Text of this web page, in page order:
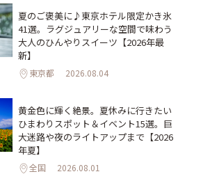
夏のご褒美に♪東京ホテル限定かき氷
41選。ラグジュアリーな空間で味わう
大人のひんやりスイーツ【2026年最
新】
東京都 2026.08.04
黄金色に輝く絶景。夏休みに行きたい
ひまわりスポット＆イベント15選。巨
大迷路や夜のライトアップまで【2026
年夏】
全国 2026.08.01